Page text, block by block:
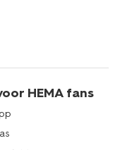
HEMA fans